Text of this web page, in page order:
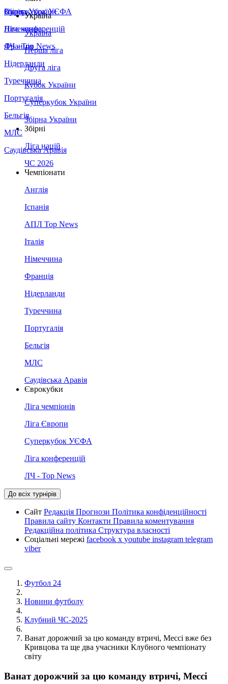
Збірна України
Італія
Німеччина
Франція
Нідерланди
Туреччина
Португалія
Бельгія
МЛС
Саудівська Аравія
Суперкубок УЄФА
Ліга конференцій
ЛЧ - Top News
Україна
Україна
Перша ліга
Друга ліга
Кубок України
Суперкубок України
Збірна України
Збірні
Ліга націй
ЧС 2026
Чемпіонати
Англія
Іспанія
АПЛ Top News
Італія
Німеччина
Франція
Нідерланди
Туреччина
Португалія
Бельгія
МЛС
Саудівська Аравія
Єврокубки
Ліга чемпіонів
Ліга Європи
Суперкубок УЄФА
Ліга конференцій
ЛЧ - Top News
До всіх турнірів
Сайт Редакція Прогнози Політика конфіденційності
Правила сайту Контакти Правила коментування
Редакційна політика Структура власності
Соціальні мережі facebook x youtube instagram telegram
viber
Футбол 24
Новини футболу
Клубний ЧС-2025
Ванат дорожчий за цю команду втричі, Мессі вже без
Кривцова та ще два учасники Клубного чемпіонату
світу
Ванат дорожчий за цю команду втричі, Мессі